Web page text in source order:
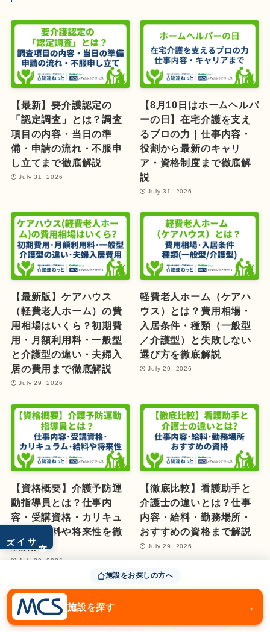
サイズ
【最新】要介護認定の
「認定調査」とは？調査
項目の内容・当日の準
備・申請の流れ・不服申
し立てまで徹底解説
July 31, 2026
【8月10日はホームヘルパ
ーの日】在宅介護を支え
るプロの力｜仕事内容・
役割から最新のキャリ
ア・資格制度まで徹底解
説
July 31, 2026
【最新版】ケアハウス
（軽費老人ホーム）の費
用相場はいくら？初期費
用・月額利用料・一般型
と介護型の違い・夫婦入
居の費用まで徹底解説
July 29, 2026
軽費老人ホーム（ケアハ
ウス）とは？費用相場・
入居条件・種類（一般型
／介護型）と失敗しない
選び方を徹底解説
July 29, 2026
【資格概要】介護予防運
動指導員とは？仕事内
容・受講資格・カリキュ
ラム・給料や将来性を徹
底解説
July 29, 2026
【徹底比較】看護助手と
介護士の違いとは？仕事
内容・給料・勤務場所・
おすすめの資格まで解説
July 29, 2026
施設をお探しの方へ
施設を探す →